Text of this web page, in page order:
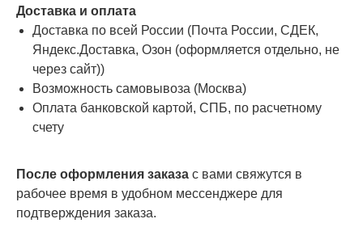
Доставка и оплата
Доставка по всей России (Почта России, СДЕК,
Яндекс.Доставка, Озон (оформляется отдельно, не
через сайт))
Возможность самовывоза (Москва)
Оплата банковской картой, СПБ, по расчетному
счету
После оформления заказа с вами свяжутся в
рабочее время в удобном мессенджере для
подтверждения заказа.